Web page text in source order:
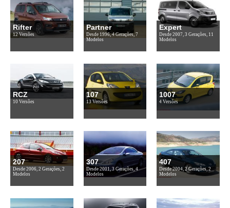
Rifter
12 Versões
Partner
Desde 1996, 4 Gerações, 7
Modelos
Expert
Desde 2007, 3 Gerações, 11
Modelos
RCZ
10 Versões
107
13 Versões
1007
4 Versões
207
Desde 2006, 2 Gerações, 2
Modelos
307
Desde 2001, 3 Gerações, 4
Modelos
407
Desde 2004, 2 Gerações, 2
Modelos